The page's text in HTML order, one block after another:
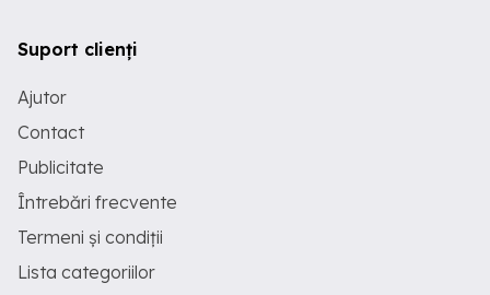
Suport clienți
Ajutor
Contact
Publicitate
Întrebări frecvente
Termeni și condiții
Lista categoriilor